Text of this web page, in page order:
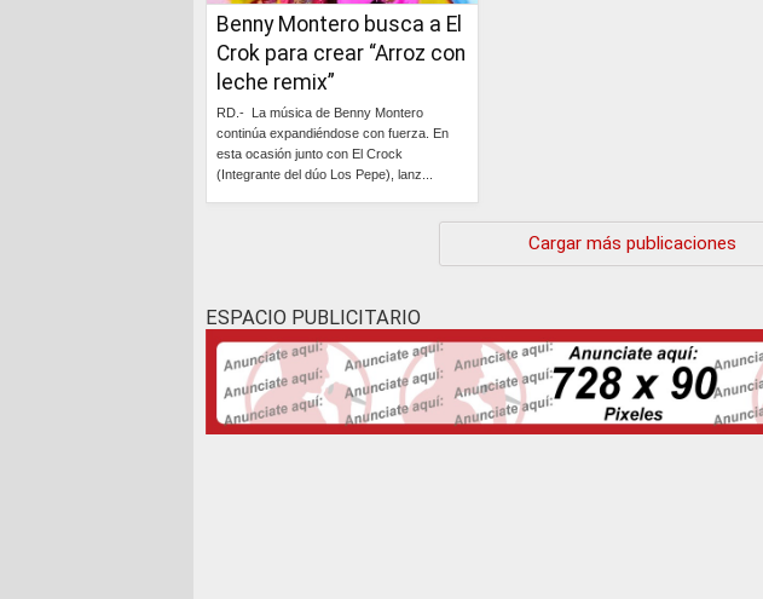
Benny Montero busca a El
Crok para crear “Arroz con
leche remix”
RD.- La música de Benny Montero
continúa expandiéndose con fuerza. En
esta ocasión junto con El Crock
(Integrante del dúo Los Pepe), lanz...
Cargar más publicaciones
ESPACIO PUBLICITARIO